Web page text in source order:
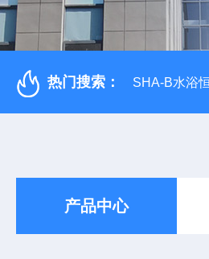
热门搜索： SHA-B水浴
产品中心